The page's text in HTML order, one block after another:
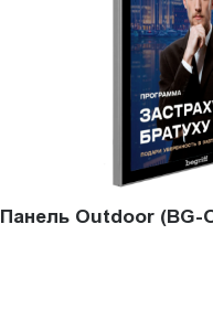
Панель Outdoor (BG-